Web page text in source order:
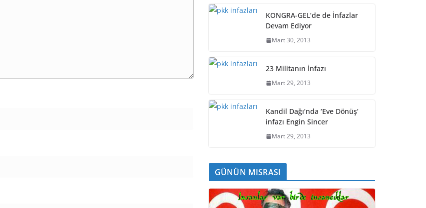
KONGRA-GEL’de de İnfazlar
Devam Ediyor
Mart 30, 2013
23 Militanın İnfazı
Mart 29, 2013
Kandil Dağı’nda ‘Eve Dönüş’
infazı Engin Sincer
Mart 29, 2013
GÜNÜN MISRASI